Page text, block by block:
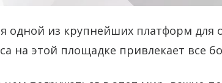
одной из крупнейших платформ для
на этой площадке привлекает все